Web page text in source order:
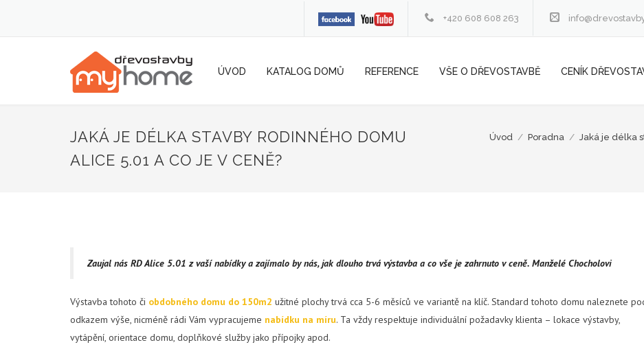
+420 608 608 263
ÚVOD KATALOG DOMŮ REFERENCE VŠE O DŘEVOSTAVBĚ CENÍK
JAKÁ JE DÉLKA STAVBY RODINNÉHO DOMU
ALICE 5.01 A CO JE V CENĚ?
Úvod / Poradna / Jaká je délka
Zaujal nás RD Alice 5.01 z vaší nabídky a zajímalo by nás, jak dlouho trvá výstavba a co vše je zahrnuto v ceně. Manželé Chocholovi
Výstavba tohoto či obdobného domu do 150m2 užitné plochy trvá cca 5-6 měsíců ve variantě na klíč. Standard tohoto domu naleznete
odkazem výše, nicméně rádi Vám vypracujeme nabídku na míru. Ta vždy respektuje individuální požadavky klienta – lokace výstavby,
vytápění, orientace domu, doplňkové služby jako přípojky apod.